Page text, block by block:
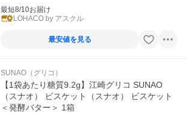
最短8/10お届け
LOHACO by アスクル
最安値を見る
SUNAO（グリコ）
【1袋あたり糖質9.2g】江崎グリコ SUNAO
（スナオ） ビスケット（スナオ） ビスケット
＜発酵バター＞ 1箱